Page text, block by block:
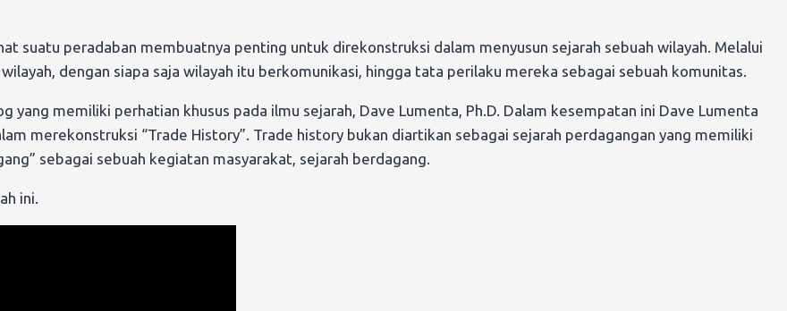
suatu peradaban membuatnya penting untuk direkonstruksi dalam menyusun sejarah sebuah wilayah. Melalui
dengan siapa saja wilayah itu berkomunikasi, hingga tata perilaku mereka sebagai sebuah komunitas.
memiliki perhatian khusus pada ilmu sejarah, Dave Lumenta, Ph.D. Dalam kesempatan ini Dave Lumenta
merekonstruksi “Trade History”. Trade history bukan diartikan sebagai sejarah perdagangan yang memiliki
sebagai sebuah kegiatan masyarakat, sejarah berdagang.
ini.